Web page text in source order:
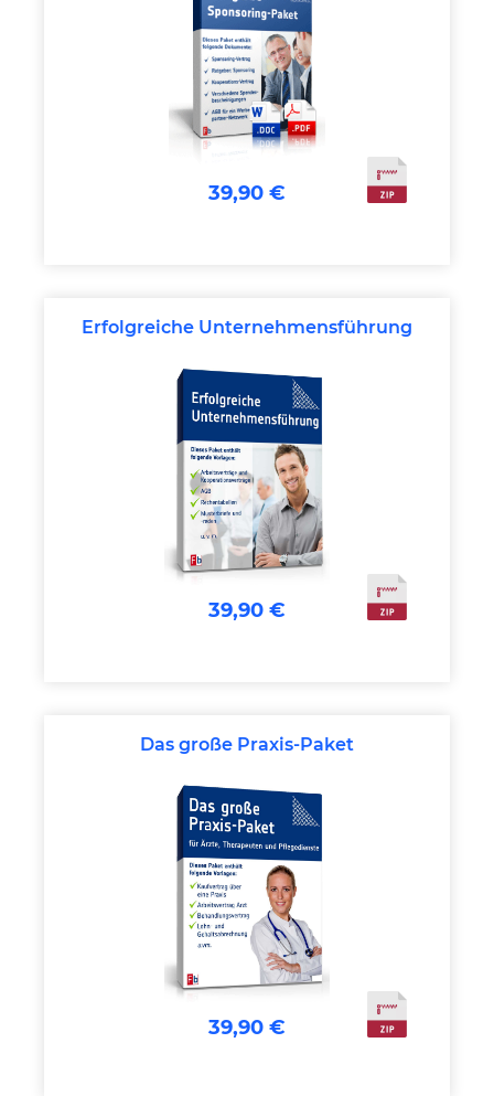
39,90 €
Erfolgreiche Unternehmensführung
39,90 €
Das große Praxis-Paket
39,90 €